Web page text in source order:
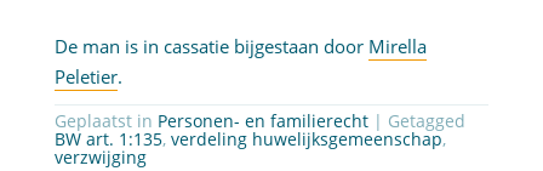
De man is in cassatie bijgestaan door Mirella
Peletier.
Geplaatst in Personen- en familierecht| Getagged
BW art. 1:135, verdeling huwelijksgemeenschap,
verzwijging